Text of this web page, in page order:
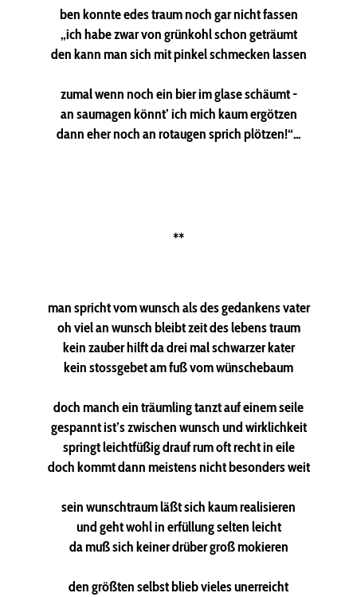
ben konnte edes traum noch gar nicht fassen
„ich habe zwar von grünkohl schon geträumt
den kann man sich mit pinkel schmecken lassen
zumal wenn noch ein bier im glase schäumt -
an saumagen könnt’ ich mich kaum ergötzen
dann eher noch an rotaugen sprich plötzen!“...
**
man spricht vom wunsch als des gedankens vater
oh viel an wunsch bleibt zeit des lebens traum
kein zauber hilft da drei mal schwarzer kater
kein stossgebet am fuß vom wünschebaum
doch manch ein träumling tanzt auf einem seile
gespannt ist’s zwischen wunsch und wirklichkeit
springt leichtfüßig drauf rum oft recht in eile
doch kommt dann meistens nicht besonders weit
sein wunschtraum läßt sich kaum realisieren
und geht wohl in erfüllung selten leicht
da muß sich keiner drüber groß mokieren
den größten selbst blieb vieles unerreicht